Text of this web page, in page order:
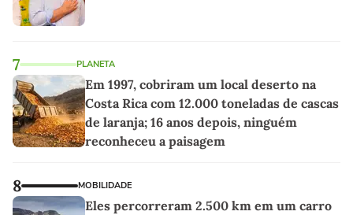
7 PLANETA
Em 1997, cobriram um local deserto na
Costa Rica com 12.000 toneladas de cascas
de laranja; 16 anos depois, ninguém
reconheceu a paisagem
8 MOBILIDADE
Eles percorreram 2.500 km em um carro